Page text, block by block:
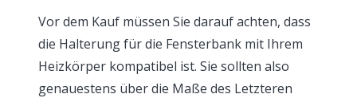
Vor dem Kauf müssen Sie darauf achten, dass
die Halterung für die Fensterbank mit Ihrem
Heizkörper kompatibel ist. Sie sollten also
genauestens über die Maße des Letzteren